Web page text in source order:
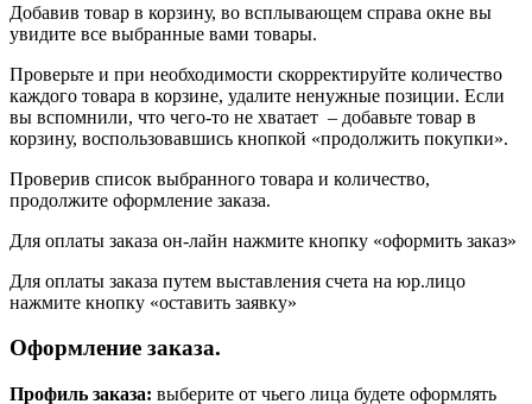
Добавив товар в корзину, во всплывающем справа окне вы
увидите все выбранные вами товары.
Проверьте и при необходимости скорректируйте количество
каждого товара в корзине, удалите ненужные позиции. Если
вы вспомнили, что чего-то не хватает – добавьте товар в
корзину, воспользовавшись кнопкой «продолжить покупки».
Проверив список выбранного товара и количество,
продолжите оформление заказа.
Для оплаты заказа он-лайн нажмите кнопку «оформить заказ»
Для оплаты заказа путем выставления счета на юр.лицо
нажмите кнопку «оставить заявку»
Оформление заказа.
Профиль заказа: выберите от чьего лица будете оформлять